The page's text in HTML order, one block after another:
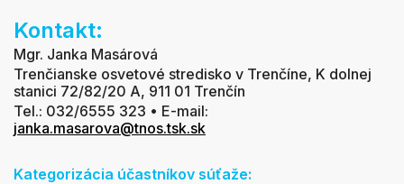
Kontakt:
Mgr. Janka Masárová
Trenčianske osvetové stredisko v Trenčíne, K dolnej
stanici 72/82/20 A, 911 01 Trenčín
Tel.: 032/6555 323 • E-mail:
janka.masarova@tnos.tsk.sk
Kategorizácia účastníkov súťaže: